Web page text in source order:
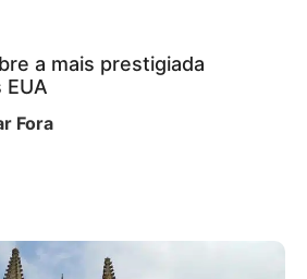
a mais prestigiada
Fora